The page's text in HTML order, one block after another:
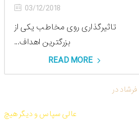
03/12/2018
تاثیرگذاری روی مخاطب یکی از
بزرگترین اهداف...
READ MORE
فرشاددر
عالی سپاس و دیگر هیچ